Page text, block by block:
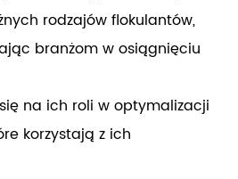
rodzajów flokulantów,
branżom w osiągnięciu
na ich roli w optymalizacji
korzystają z ich